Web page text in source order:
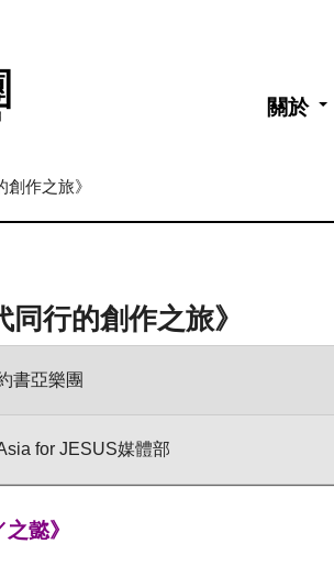
關於
作之旅》
行的創作之旅》
書亞樂團
for JESUS媒體部
懿》